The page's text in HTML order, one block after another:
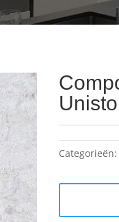
Categorieën: